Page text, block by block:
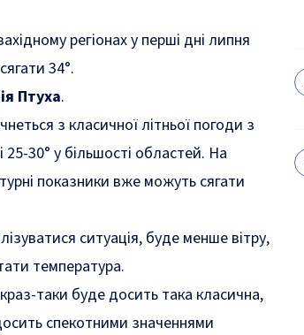
регіонах у перші дні липня
34°.
Птуха.
з класичної літньої погоди з
30° у більшості областей. На
показники вже можуть сягати
ситуація, буде менше вітру,
температура.
таки буде досить така класична,
спекотними значеннями